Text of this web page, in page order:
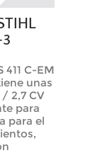
C-EM
unas
2,7 CV
para
para el